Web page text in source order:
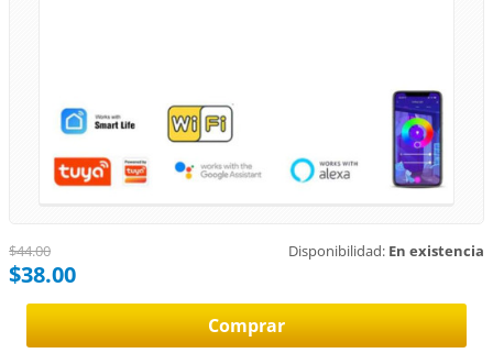
Disponibilidad: En existencia
$44.00
$38.00